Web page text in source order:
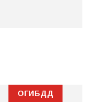
ОГИБДД